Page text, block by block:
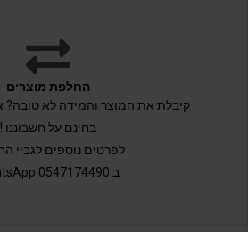
החלפת מוצרים
קיבלת את המוצר והמידה לא טובה?
בחינם על חשבוננו !
לפרטים נוספים לגביי
ב 0547174490 WhatsApp